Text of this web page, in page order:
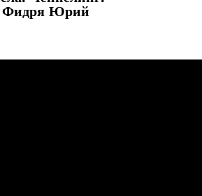
Фидря Юрий